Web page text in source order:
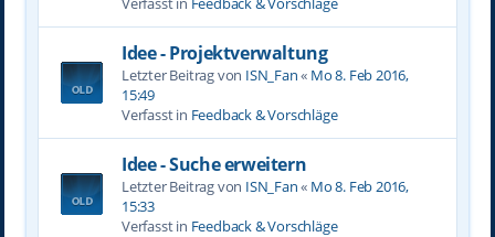
Idee - Projektverwaltung
Letzter Beitrag von ISN_Fan« Mo 8. Feb 2016,
15:49
Verfasst in Feedback & Vorschläge
Idee - Suche erweitern
Letzter Beitrag von ISN_Fan« Mo 8. Feb 2016,
15:33
Verfasst in Feedback & Vorschläge